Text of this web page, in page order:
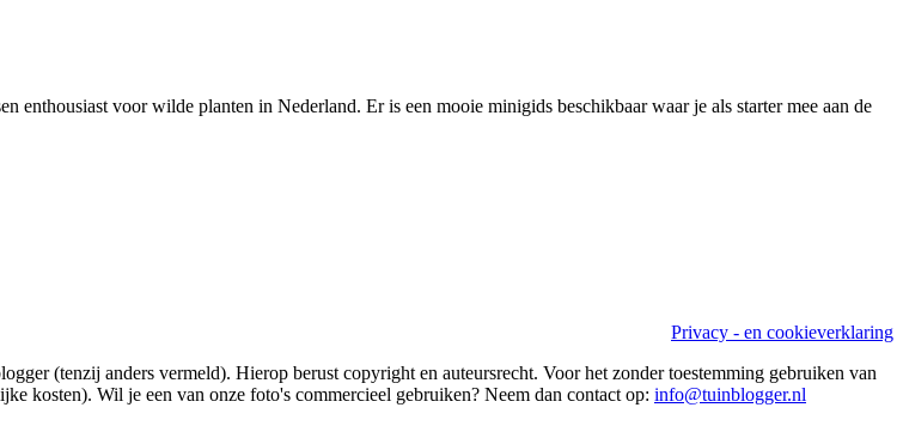
enthousiast voor wilde planten in Nederland. Er is een mooie minigids beschikbaar waar je als starter mee aan de
Privacy - en cookieverklaring
(tenzij anders vermeld). Hierop berust copyright en auteursrecht. Voor het zonder toestemming gebruiken van
kosten). Wil je een van onze foto's commercieel gebruiken? Neem dan contact op: info@tuinblogger.nl